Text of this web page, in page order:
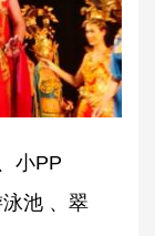
小PP
池 、翠